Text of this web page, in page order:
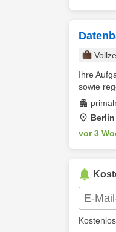
Ihre
sowie
Berlin
vor 3